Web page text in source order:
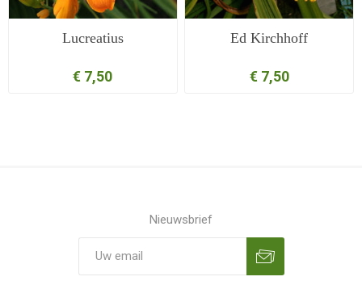
Lucreatius
€ 7,50
Ed Kirchhoff
€ 7,50
Nieuwsbrief